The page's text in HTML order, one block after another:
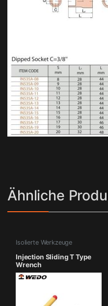
Ähnliche
Isolierte Werkzeuge
Injection Sliding T Type
Wrench